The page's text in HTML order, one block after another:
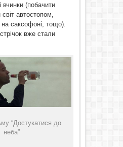
вчинки (побачити
автостопом,
на саксофоні, тощо).
вже стали
“Достукатися до
неба”